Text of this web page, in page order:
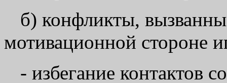
б) конфликты,
мотивационной стороне
- избегание контактов